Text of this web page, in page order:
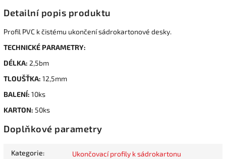
Detailní popis produktu
Profil PVC k čistému ukončení sádrokartonové desky.
TECHNICKÉ PARAMETRY:
DÉLKA: 2,5bm
TLOUŠŤKA: 12,5mm
BALENÍ: 10ks
KARTON: 50ks
Doplňkové parametry
Kategorie: Ukončovací profily k sádrokartonu